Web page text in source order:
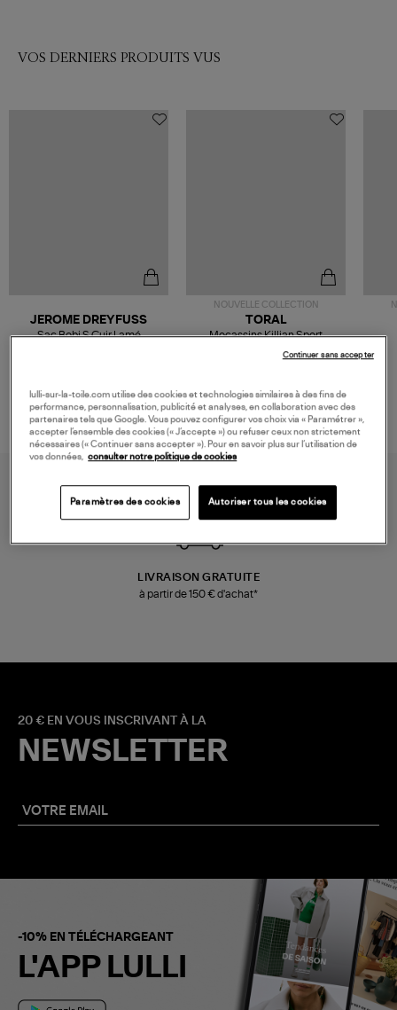
VOS DERNIERS PRODUITS VUS
JEROME DREYFUSS
Sac Bobi S Cuir Lamé
NOUVELLE COLLECTION
189,00 €
TORAL
Mocassins Killian Sport
LIVRAISON GRATUITE
à partir de 150 € d'achat*
20 € EN VOUS INSCRIVANT À LA
NEWSLETTER
-10% EN TÉLÉCHARGEANT
L'APP LULLI
lulli-sur-la-toile.com utilise des cookies et technologies similaires à des fins de
performance, personnalisation, publicité et analyses, en collaboration avec des
partenaires tels que Google. Vous pouvez configurer vos choix via « Paramétrer »,
accepter l’ensemble des cookies (« J’accepte ») ou refuser ceux non strictement
nécessaires (« Continuer sans accepter »). Pour en savoir plus sur l’utilisation de
vos données, consulter notre politique de cookies
Paramètres des cookies Autoriser tous les cookies
Continuer sans accepter